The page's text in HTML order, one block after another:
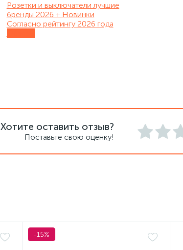
Розетки и выключатели лучшие
бренды 2026 + Новинки
Согласно рейтингу 2026 года
Хотите оставить отзыв?
Поставьте свою оценку!
-15%